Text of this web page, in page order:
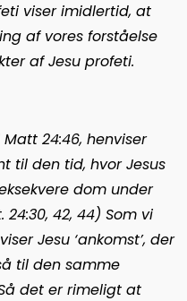
viser imidlertid, at
af vores forståelse
af Jesu profeti.
Matt 24:46, henviser
til den tid, hvor Jesus
dom under
24:30, 42, 44) Som vi
Jesu ‘ankomst’, der
til den samme
det er rimeligt at